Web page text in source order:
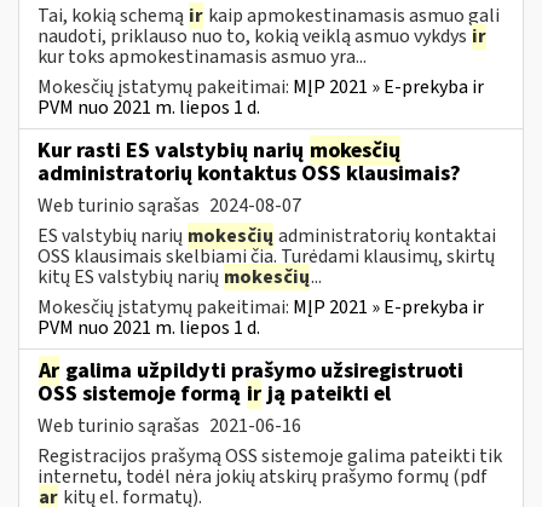
Tai, kokią schemą ir kaip apmokestinamasis asmuo gali
naudoti, priklauso nuo to, kokią veiklą asmuo vykdys ir
kur toks apmokestinamasis asmuo yra...
Mokesčių įstatymų pakeitimai: MĮP 2021 » E-prekyba ir
PVM nuo 2021 m. liepos 1 d.
Kur rasti ES valstybių narių mokesčių
administratorių kontaktus OSS klausimais?
Web turinio sąrašas 2024-08-07
ES valstybių narių mokesčių administratorių kontaktai
OSS klausimais skelbiami čia. Turėdami klausimų, skirtų
kitų ES valstybių narių mokesčių...
Mokesčių įstatymų pakeitimai: MĮP 2021 » E-prekyba ir
PVM nuo 2021 m. liepos 1 d.
Ar galima užpildyti prašymo užsiregistruoti
OSS sistemoje formą irją pateikti el
Web turinio sąrašas 2021-06-16
Registracijos prašymą OSS sistemoje galima pateikti tik
internetu, todėl nėra jokių atskirų prašymo formų (pdf
ar kitų el. formatų).